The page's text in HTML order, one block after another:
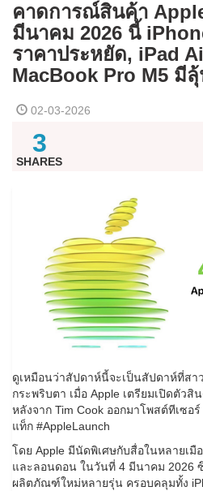
คาดการณ์สินค้า
มีนาคม 2026 นี้
ราคาประหยัด, iPad
MacBook Pro M5 มี
02-03-2026
3
SHARES
ดูเหมือนว่าสัปดาห์นี้จะเป็นสัปดาห์ที่สา
กระพริบตา เมื่อ Apple เตรียมเปิดตัว
หลังจาก Tim Cook ออกมาโพสต์ทีเซอ
แท็ก #AppleLaunch
โดย Apple มีนัดพิเศษกับสื่อในหลายเมื
และลอนดอน ในวันที่ 4 มีนาคม 2026
ผลิตภัณฑ์ใหม่หลายรุ่น ครอบคลุมทั้ง